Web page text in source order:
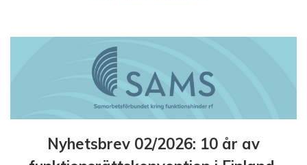
Nyhetsbrev 02/2026: 10 år av